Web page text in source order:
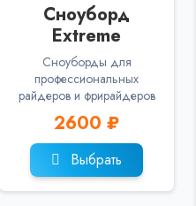
Сноуборд
Extreme
Сноуборды для
профессиональных
райдеров и фрирайдеров
2600 ₽
Выбрать